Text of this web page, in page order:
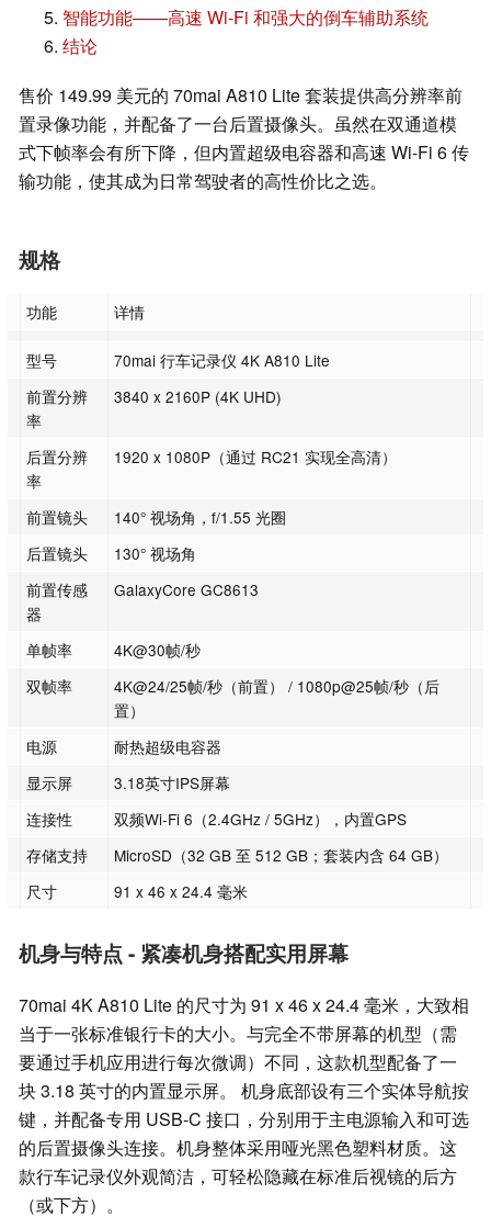
智能功能——高速 Wi-Fi 和强大的倒车辅助系统
结论
售价 149.99 美元的 70mai A810 Lite 套装提供高分辨率前
置录像功能，并配备了一台后置摄像头。虽然在双通道模
式下帧率会有所下降，但内置超级电容器和高速 Wi-Fi 6 传
输功能，使其成为日常驾驶者的高性价比之选。
规格
功能 详情
型号
70mai 行车记录仪 4K A810 Lite
前置分辨
率
3840 x 2160P (4K UHD)
后置分辨
率
1920 x 1080P（通过 RC21 实现全高清）
前置镜头
140° 视场角，f/1.55 光圈
后置镜头
130° 视场角
前置传感
器
GalaxyCore GC8613
单帧率
4K@30帧/秒
双帧率
4K@24/25帧/秒（前置） / 1080p@25帧/秒（后
置）
电源
耐热超级电容器
显示屏
3.18英寸IPS屏幕
连接性
双频Wi-Fi 6（2.4GHz / 5GHz），内置GPS
存储支持
MicroSD（32 GB 至 512 GB；套装内含 64 GB）
尺寸
91 x 46 x 24.4 毫米
机身与特点 - 紧凑机身搭配实用屏幕
70mai 4K A810 Lite 的尺寸为 91 x 46 x 24.4 毫米，大致相
当于一张标准银行卡的大小。与完全不带屏幕的机型（需
要通过手机应用进行每次微调）不同，这款机型配备了一
块 3.18 英寸的内置显示屏。 机身底部设有三个实体导航按
键，并配备专用 USB-C 接口，分别用于主电源输入和可选
的后置摄像头连接。机身整体采用哑光黑色塑料材质。这
款行车记录仪外观简洁，可轻松隐藏在标准后视镜的后方
（或下方）。